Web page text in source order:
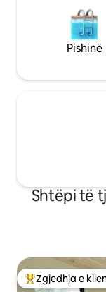
Pishinë
Shtëpi të
Më të mirat e
Zgjedhja e